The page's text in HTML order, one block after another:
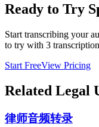
Ready to Try
Start transcribing your
to try with 3
Start FreeView Pricing
Related Legal
律师音频转录